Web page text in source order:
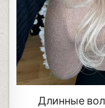
Длинные